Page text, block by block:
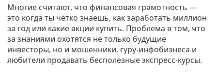
Многие считают, что финансовая грамотность —
это когда ты чётко знаешь, как заработать миллион
за год или какие акции купить. Проблема в том, что
за знаниями охотятся не только будущие
инвесторы, но и мошенники, гуру-инфобизнеса и
любители продавать бесполезные экспресс-курсы.